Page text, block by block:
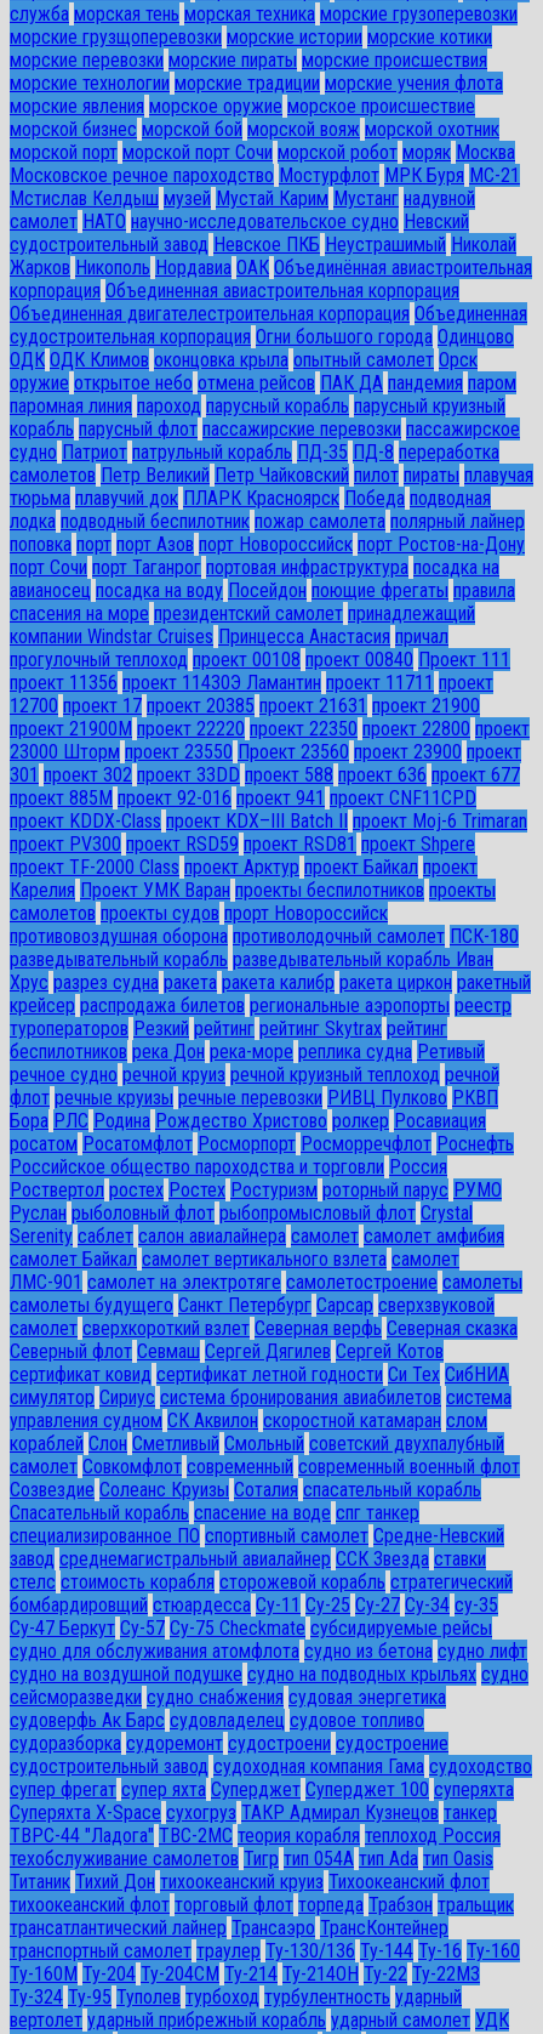
служба морская тень морская техника морские грузоперевозки
морские грузщоперевозки морские истории морские котики
морские перевозки морские пираты морские происшествия
морские технологии морские традиции морские учения флота
морские явления морское оружие морское происшествие
морской бизнес морской бой морской вояж морской охотник
морской порт морской порт Сочи морской робот моряк Москва
Московское речное пароходство Мостурфлот МРК Буря МС-21
Мстислав Келдыш музей Мустай Карим Мустанг надувной
самолет НАТО научно-исследовательское судно Невский
судостроительный завод Невское ПКБ Неустрашимый Николай
Жарков Никополь Нордавиа ОАК Объединённая авиастроительная
корпорация Объединенная авиастроительная корпорация
Объединенная двигателестроительная корпорация Объединенная
судостроительная корпорация Огни большого города Одинцово
ОДК ОДК Климов оконцовка крыла опытный самолет Орск
оружие открытое небо отмена рейсов ПАК ДА пандемия паром
паромная линия пароход парусный корабль парусный круизный
корабль парусный флот пассажирские перевозки пассажирское
судно Патриот патрульный корабль ПД-35 ПД-8 переработка
самолетов Петр Великий Петр Чайковский пилот пираты плавучая
тюрьма плавучий док ПЛАРК Красноярск Победа подводная
лодка подводный беспилотник пожар самолета полярный лайнер
поповка порт порт Азов порт Новороссийск порт Ростов-на-Дону
порт Сочи порт Таганрог портовая инфраструктура посадка на
авианосец посадка на воду Посейдон поющие фрегаты правила
спасения на море президентский самолет принадлежащий
компании Windstar Cruises Принцесса Анастасия причал
прогулочный теплоход проект 00108 проект 00840 Проект 111
проект 11356 проект 11430Э Ламантин проект 11711 проект
12700 проект 17 проект 20385 проект 21631 проект 21900
проект 21900М проект 22220 проект 22350 проект 22800 проект
23000 Шторм проект 23550 Проект 23560 проект 23900 проект
301 проект 302 проект 33DD проект 588 проект 636 проект 677
проект 885М проект 92-016 проект 941 проект CNF11CPD
проект KDDX-Class проект KDX–III Batch II
проект Moj-6 Trimaran
проект PV300 проект RSD59 проект RSD81 проект Shpere
проект TF-2000 Class проект Арктур проект Байкал проект
Карелия Проект УМК Варан проекты беспилотников проекты
самолетов проекты судов прорт Новороссийск
противовоздушная оборона противолодочный самолет ПСК-180
разведывательный корабль разведывательный корабль Иван
Хрус разрез судна ракета ракета калибр ракета циркон ракетный
крейсер распродажа билетов региональные аэропорты реестр
туроператоров Резкий рейтинг рейтинг Skytrax рейтинг
беспилотников река Дон река-море реплика судна Ретивый
речное судно речной круиз речной круизный теплоход речной
флот речные круизы речные перевозки РИВЦ Пулково РКВП
Бора РЛС Родина Рождество Христово ролкер Росавиация
росатом Росатомфлот Росморпорт Росморречфлот Роснефть
Российское общество пароходства и торговли Россия
Роствертол ростех Ростех Ростуризм роторный парус РУМО
Руслан рыболовный флот рыбопромысловый флот Сrystal
Serenity саблет салон авиалайнера самолет самолет амфибия
самолет Байкал самолет вертикального взлета самолет
ЛМС-901 самолет на электротяге самолетостроение самолеты
самолеты будущего Санкт Петербург Сарсар сверхзвуковой
самолет сверхкороткий взлет Северная верфь Северная сказка
Северный флот Севмаш Сергей Дягилев Сергей Котов
сертификат ковид сертификат летной годности Си Тех СибНИА
симулятор Сириус система бронирования авиабилетов система
управления судном СК Аквилон скоростной катамаран слом
кораблей Слон Сметливый Смольный советский двухпалубный
самолет Совкомфлот современный современный военный флот
Созвездие Солеанс Круизы Соталия спасательный корабль
Спасательный корабль спасение на воде спг танкер
специализированное ПО спортивный самолет Средне-Невский
завод среднемагистральный авиалайнер ССК Звезда ставки
стелс стоимость корабля сторожевой корабль стратегический
бомбардировщий стюардесса Су-11 Су-25 Су-27 Су-34 су-35
Су-47 Беркут Су-57 Су-75 Checkmate субсидируемые рейсы
судно для обслуживания атомфлота судно из бетона судно лифт
судно на воздушной подушке судно на подводных крыльях судно
сейсморазведки судно снабжения судовая энергетика
судоверфь Ак Барс судовладелец судовое топливо
судоразборка судоремонт судостроени судостроение
судостроительный завод судоходная компания Гама судоходство
супер фрегат супер яхта Суперджет Суперджет 100 суперяхта
Суперяхта X-Space сухогруз ТАКР Адмирал Кузнецов танкер
ТВРС-44 "Ладога" ТВС-2МС теория корабля теплоход Россия
техобслуживание самолетов Тигр тип 054А тип Ada тип Oasis
Титаник Тихий Дон тихоокеанский круиз Тихоокеанский флот
тихоокеанский флот торговый флот торпеда Трабзон тральщик
трансатлантический лайнер Трансаэро ТрансКонтейнер
транспортный самолет траулер Ту-130/136 Ту-144 Ту-16 Ту-160
Ту-160М Ту-204 Ту-204СМ Ту-214 Ту-214ОН Ту-22 Ту-22М3
Ту-324 Ту-95 Туполев турбоход турбулентность ударный
вертолет ударный прибрежный корабль ударный самолет УДК